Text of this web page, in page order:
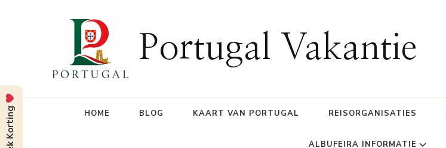
Portugal Vakantie
HOME BLOG KAART VAN PORTUGAL REISORGANISATIES
ALBUFEIRA INFORMATIE